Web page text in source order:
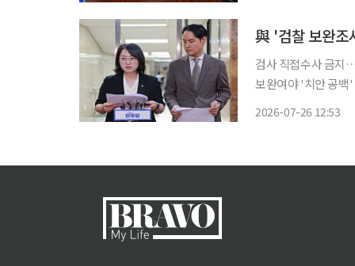
與 '검찰 보완조
검사 직접수사 금지
보완여야 '치안 공백' 공방…최종안
2026-07-26 12:53